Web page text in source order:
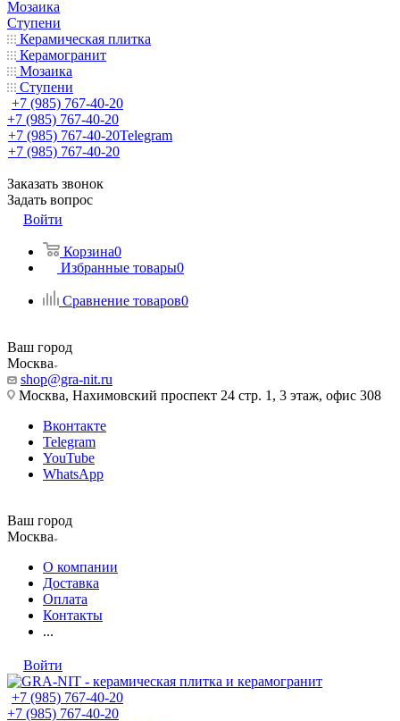
Мозаика
Ступени
Керамическая плитка
Керамогранит
Мозаика
Ступени
+7 (985) 767-40-20
+7 (985) 767-40-20
+7 (985) 767-40-20Telegram
+7 (985) 767-40-20
Заказать звонок
Задать вопрос
Войти
Корзина0
Избранные товары0
Сравнение товаров0
Ваш город
Москва
shop@gra-nit.ru
Москва, Нахимовский проспект 24 стр. 1, 3 этаж, офис 308
Вконтакте
Telegram
YouTube
WhatsApp
Ваш город
Москва
О компании
Доставка
Оплата
Контакты
...
Войти
+7 (985) 767-40-20
+7 (985) 767-40-20